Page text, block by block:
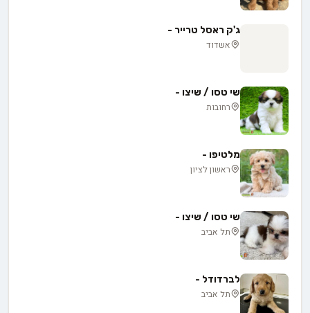
ג'ק ראסל טרייר -
אשדוד
שי טסו / שיצו -
רחובות
מלטיפו -
ראשון לציון
שי טסו / שיצו -
תל אביב
לברדודל -
תל אביב